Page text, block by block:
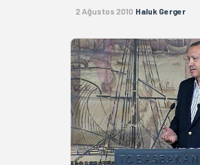
2 Ağustos 2010 Haluk Gerger